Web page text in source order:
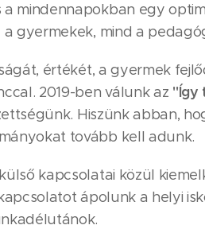
a mindennapokban egy
a gyermekek, mind a
értékét, a gyermek
2019-ben válunk az "Így
Hiszünk abban,
tovább kell adunk.
kapcsolatai közül
ápolunk a helyi